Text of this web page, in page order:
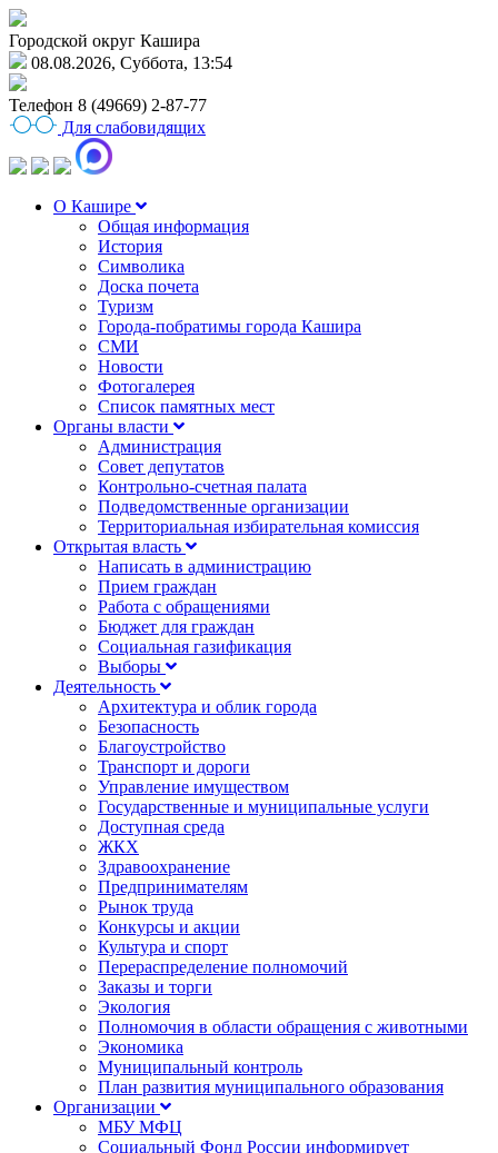
Городской округ Кашира
08.08.2026, Суббота, 13:54
Телефон 8 (49669) 2-87-77
Для слабовидящих
О Кашире
Общая информация
История
Символика
Доска почета
Туризм
Города-побратимы города Кашира
СМИ
Новости
Фотогалерея
Список памятных мест
Органы власти
Администрация
Совет депутатов
Контрольно-счетная палата
Подведомственные организации
Территориальная избирательная комиссия
Открытая власть
Написать в администрацию
Прием граждан
Работа с обращениями
Бюджет для граждан
Социальная газификация
Выборы
Деятельность
Архитектура и облик города
Безопасность
Благоустройство
Транспорт и дороги
Управление имуществом
Государственные и муниципальные услуги
Доступная среда
ЖКХ
Здравоохранение
Предпринимателям
Рынок труда
Конкурсы и акции
Культура и спорт
Перераспределение полномочий
Заказы и торги
Экология
Полномочия в области обращения с животными
Экономика
Муниципальный контроль
План развития муниципального образования
Организации
МБУ МФЦ
Социальный Фонд России информирует